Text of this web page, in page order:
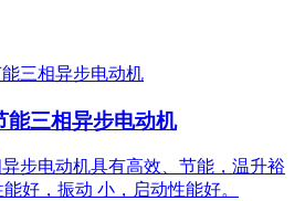
能三相异步电动机
步电动机具有高效、节能，温升裕
好，振动 小，启动性能好。